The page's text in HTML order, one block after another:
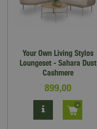
Your Own Living Stylos
Loungeset - Sahara Dust
Cashmere
899,00